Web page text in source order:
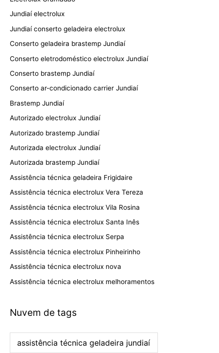
Jundiaí electrolux
Jundiaí conserto geladeira electrolux
Conserto geladeira brastemp Jundiaí
Conserto eletrodoméstico electrolux Jundiaí
Conserto brastemp Jundiaí
Conserto ar-condicionado carrier Jundiaí
Brastemp Jundiaí
Autorizado electrolux Jundiaí
Autorizado brastemp Jundiaí
Autorizada electrolux Jundiaí
Autorizada brastemp Jundiaí
Assistência técnica geladeira Frigidaire
Assistência técnica electrolux Vera Tereza
Assistência técnica electrolux Vila Rosina
Assistência técnica electrolux Santa Inês
Assistência técnica electrolux Serpa
Assistência técnica electrolux Pinheirinho
Assistência técnica electrolux nova
Assistência técnica electrolux melhoramentos
Nuvem de tags
assistência técnica geladeira jundiaí